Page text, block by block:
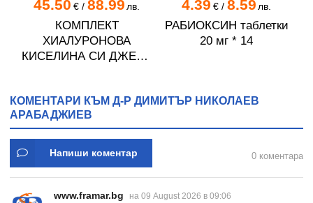
45.50 €/ 88.99 лв.
КОМПЛЕКТ
ХИАЛУРОНОВА
КИСЕЛИНА СИ ДЖЕЛИ
4.39 €/ 8.59 лв.
РАБИОКСИН таблетки
20 мг * 14
КОМЕНТАРИ КЪМ Д-Р ДИМИТЪР НИКОЛАЕВ
АРАБАДЖИЕВ
Напиши коментар 0 коментара
www.framar.bg на 09 August 2026 в 09:06